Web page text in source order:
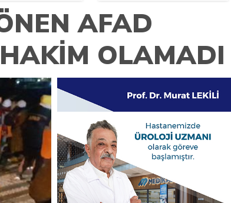
AFAD
OLAMADI